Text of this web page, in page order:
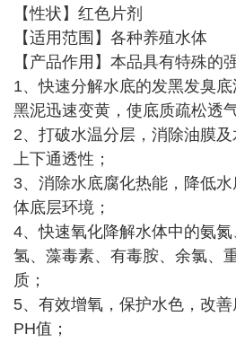
【性状】红色片剂
【适用范围】各种养殖水体
【产品作用】本品具有特殊的
1、快速分解水底的发黑发臭
黑泥迅速变黄，使底质疏松透
2、打破水温分层，消除油膜
上下通透性；
3、消除水底腐化热能，降低
体底层环境；
4、快速氧化降解水体中的氨
氢、藻毒素、有毒胺、余氯、
质；
5、有效增氧，保护水色，改
PH值；